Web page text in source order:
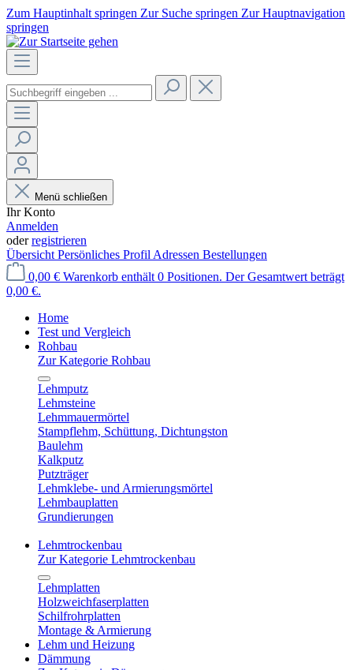
Zum Hauptinhalt springen Zur Suche springen Zur Hauptnavigation
springen
Menü schließen
Ihr Konto
Anmelden
oderregistrieren
Übersicht Persönliches Profil Adressen Bestellungen
0,00 € Warenkorb enthält 0 Positionen. Der Gesamtwert beträgt
0,00 €.
Home
Test und Vergleich
Rohbau
Zur Kategorie Rohbau
Lehmputz
Lehmsteine
Lehmmauermörtel
Stampflehm, Schüttung, Dichtungston
Baulehm
Kalkputz
Putzträger
Lehmklebe- und Armierungsmörtel
Lehmbauplatten
Grundierungen
Lehmtrockenbau
Zur Kategorie Lehmtrockenbau
Lehmplatten
Holzweichfaserplatten
Schilfrohrplatten
Montage & Armierung
Lehm und Heizung
Dämmung